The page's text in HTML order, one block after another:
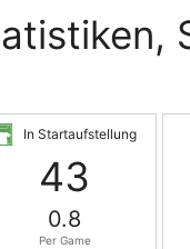
In Startaufstellung
43
0.8
Per Game